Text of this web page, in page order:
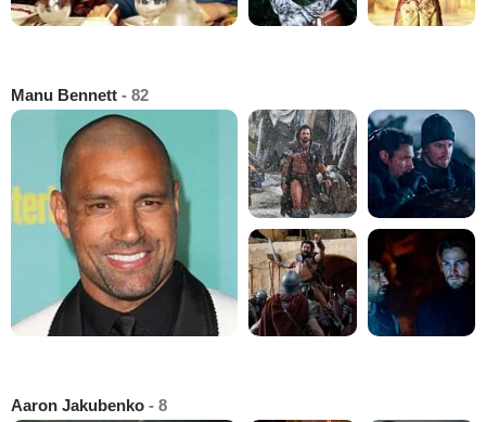
Manu Bennett - 82
Aaron Jakubenko - 8